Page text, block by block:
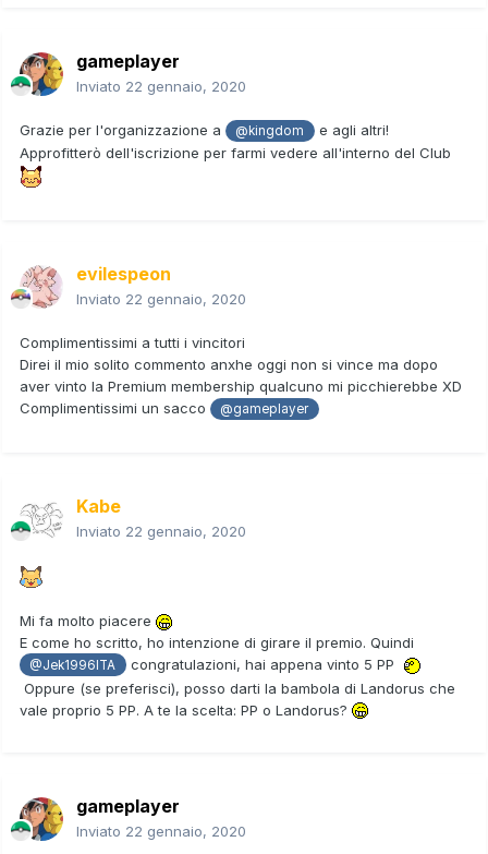
gameplayer
Inviato 22 gennaio, 2020
Grazie per l'organizzazione a @kingdom
e agli altri!
Approfitterò dell'iscrizione per farmi vedere all'interno del Club
evilespeon
Inviato 22 gennaio, 2020
Complimentissimi a tutti i vincitori
Direi il mio solito commento anxhe oggi non si vince ma dopo
aver vinto la Premium membership qualcuno mi picchierebbe XD
Complimentissimi un sacco
@gameplayer
Kabe
Inviato 22 gennaio, 2020
Mi fa molto piacere
E come ho scritto, ho intenzione di girare il premio. Quindi
@Jek1996ITA
congratulazioni, hai appena vinto 5 PP
Oppure (se preferisci), posso darti la bambola di Landorus che
vale proprio 5 PP. A te la scelta: PP o Landorus?
gameplayer
Inviato 22 gennaio, 2020